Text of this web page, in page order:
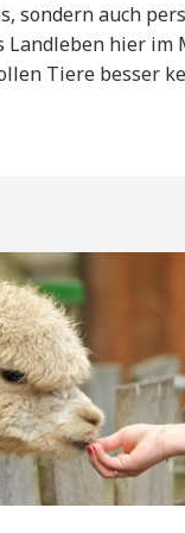
sondern auch
Landleben hier
Tiere besser